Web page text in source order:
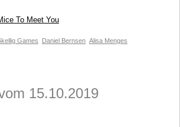
To Meet You
Games Daniel Bernsen Alisa Menges
15.10.2019